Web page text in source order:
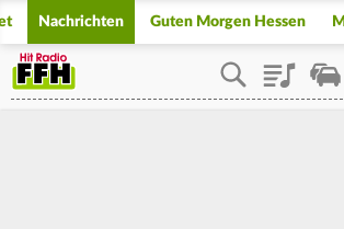
Nachrichten Guten Morgen Hessen
Playlist